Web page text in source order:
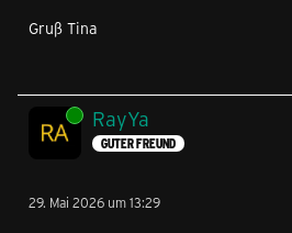
Gruß Tina
RayYa
GUTER FREUND
29. Mai 2026 um 13:29